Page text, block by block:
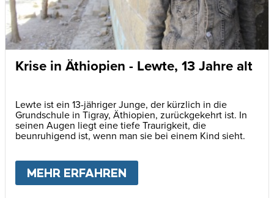
Krise in Äthiopien - Lewte, 13 Jahre alt
Lewte ist ein 13-jähriger Junge, der kürzlich in die
Grundschule in Tigray, Äthiopien, zurückgekehrt ist. In
seinen Augen liegt eine tiefe Traurigkeit, die
beunruhigend ist, wenn man sie bei einem Kind sieht.
MEHR ERFAHREN